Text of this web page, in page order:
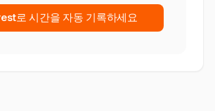
로 시간을 자동 기록하세요